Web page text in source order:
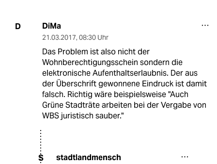
D DiMa
21.03.2017, 08:30 Uhr
Das Problem ist also nicht der
Wohnberechtigungsschein sondern die
elektronische Aufenthaltserlaubnis. Der aus
der Überschrift gewonnene Eindruck ist damit
falsch. Richtig wäre beispielsweise "Auch
Grüne Stadträte arbeiten bei der Vergabe von
WBS juristisch sauber."
S stadtlandmensch